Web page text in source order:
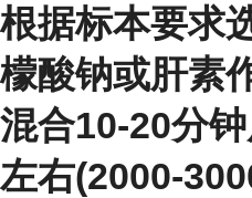
根据标本要求
檬酸钠或肝素
混合10-20分
左右(2000-